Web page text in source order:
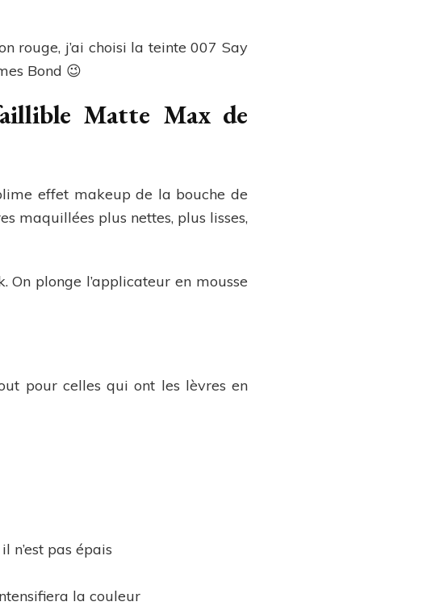
rouge, j’ai choisi la teinte 007 Say
Bond 😉
Matte Max de
effet makeup de la bouche de
maquillées plus nettes, plus lisses,
On plonge l’applicateur en mousse
pour celles qui ont les lèvres en
n’est pas épais
la couleur